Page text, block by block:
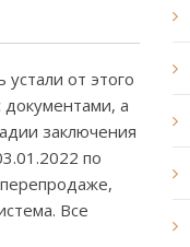
от этого
а
заключения
по
Все